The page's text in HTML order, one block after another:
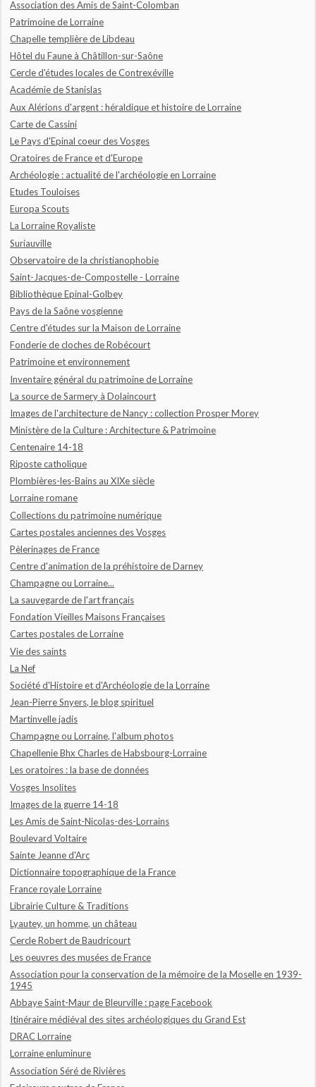
Association des Amis de Saint-Colomban
Patrimoine de Lorraine
Chapelle templière de Libdeau
Hôtel du Faune à Châtillon-sur-Saône
Cercle d'études locales de Contrexéville
Académie de Stanislas
Aux Alérions d'argent : héraldique et histoire de Lorraine
Carte de Cassini
Le Pays d'Epinal coeur des Vosges
Oratoires de France et d'Europe
Archéologie : actualité de l'archéologie en Lorraine
Etudes Touloises
Europa Scouts
La Lorraine Royaliste
Suriauville
Observatoire de la christianophobie
Saint-Jacques-de-Compostelle - Lorraine
Bibliothèque Epinal-Golbey
Pays de la Saône vosgienne
Centre d'études sur la Maison de Lorraine
Fonderie de cloches de Robécourt
Patrimoine et environnement
Inventaire général du patrimoine de Lorraine
La source de Sarmery à Dolaincourt
Images de l'architecture de Nancy : collection Prosper Morey
Ministère de la Culture : Architecture & Patrimoine
Centenaire 14-18
Riposte catholique
Plombières-les-Bains au XIXe siècle
Lorraine romane
Collections du patrimoine numérique
Cartes postales anciennes des Vosges
Pèlerinages de France
Centre d'animation de la préhistoire de Darney
Champagne ou Lorraine...
La sauvegarde de l'art français
Fondation Vieilles Maisons Françaises
Cartes postales de Lorraine
Vie des saints
La Nef
Société d'Histoire et d'Archéologie de la Lorraine
Jean-Pierre Snyers, le blog spirituel
Martinvelle jadis
Champagne ou Lorraine, l'album photos
Chapellenie Bhx Charles de Habsbourg-Lorraine
Les oratoires : la base de données
Vosges Insolites
Images de la guerre 14-18
Les Amis de Saint-Nicolas-des-Lorrains
Boulevard Voltaire
Sainte Jeanne d'Arc
Dictionnaire topographique de la France
France royale Lorraine
Librairie Culture & Traditions
Lyautey, un homme, un château
Cercle Robert de Baudricourt
Les oeuvres des musées de France
Association pour la conservation de la mémoire de la Moselle en 1939-
1945
Abbaye Saint-Maur de Bleurville : page Facebook
Itinéraire médiéval des sites archéologiques du Grand Est
DRAC Lorraine
Lorraine enluminure
Association Séré de Rivières